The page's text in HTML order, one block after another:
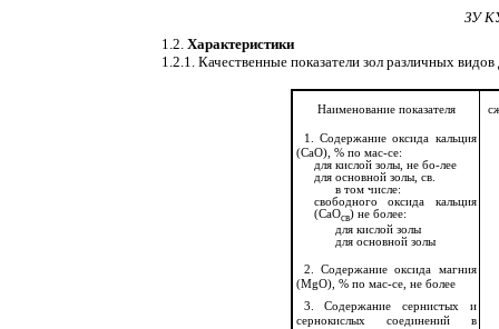
ЗУ
1.2. Характеристики
1.2.1. Качественные показатели зол различных
Наименование показателя
1.
Содержание оксида кальция
(СаО), % по мас-се:
для кислой золы, не бо-лее
для основной золы, св.
в том числе:
свободного оксида кальция
(СаОсв) не более:
для кислой золы
для основной золы
2.
Содержание оксида магния
(MgO), % по мас-се, не более
3.
Содержание сернистых и
сернокислых соединений в